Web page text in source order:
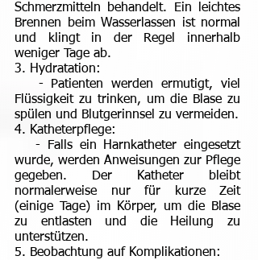
Schmerzmitteln behandelt. Ein leichtes
Brennen beim Wasserlassen ist normal
und klingt in der Regel innerhalb
weniger Tage ab.
3. Hydratation:
- Patienten werden ermutigt, viel
Flüssigkeit zu trinken, um die Blase zu
spülen und Blutgerinnsel zu vermeiden.
4. Katheterpflege:
- Falls ein Harnkatheter eingesetzt
wurde, werden Anweisungen zur Pflege
gegeben. Der Katheter bleibt
normalerweise nur für kurze Zeit
(einige Tage) im Körper, um die Blase
zu entlasten und die Heilung zu
unterstützen.
5. Beobachtung auf Komplikationen: